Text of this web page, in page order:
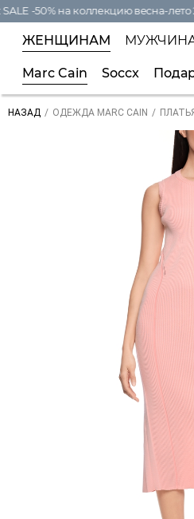
-50% на коллекцию весна-лето
ЖЕНЩИНАМ
Marc Cain Soccx
НАЗАД / ОДЕЖДА MARC CAIN /